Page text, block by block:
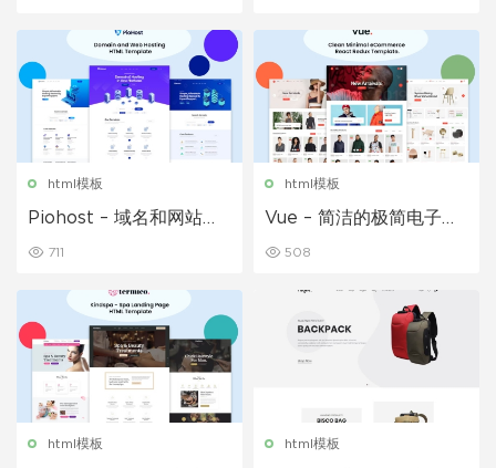
html模板
Piohost – 域名和网站托
711
html模板
Vue – 简洁的极简电子商
508
html模板 html模板